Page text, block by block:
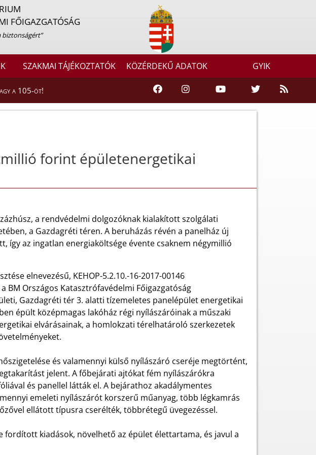
FŐIGAZGATÓSÁG
biztonságért”
SZAKMAI TÁJÉKOZTATÓK KÖZÉRDEKŰ ADATOK GYIK
a 105-öt!
forint épületenergetikai
a rendvédelmi dolgozóknak kialakított szolgálati
a Gazdagréti téren. A beruházás révén a panelház új
így az ingatlan energiaköltsége évente csaknem négymillió
elnevezésű, KEHOP-5.2.10.-16-2017-00146
Országos Katasztrófavédelmi Főigazgatóság
Gazdagréti tér 3. alatti tízemeletes panelépület energetikai
épült középmagas lakóház régi nyílászáróinak a műszaki
elvárásainak, a homlokzati térelhatároló szerkezetek
és valamennyi külső nyílászáró cseréje megtörtént,
jelent. A főbejárati ajtókat fém nyílászárókra
és panellel látták el. A bejárathoz akadálymentes
emeleti nyílászárót korszerű műanyag, több légkamrás
ellátott típusra cserélték, többrétegű üvegezéssel.
fordított kiadások, növelhető az épület élettartama, és javul a